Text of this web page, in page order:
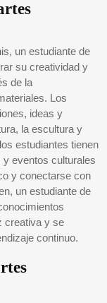
un estudiante de
su creatividad y
de la
Los
ideas y
la escultura y
estudiantes tienen
y eventos culturales
y conectarse con
un estudiante de
creativa y se
continuo.